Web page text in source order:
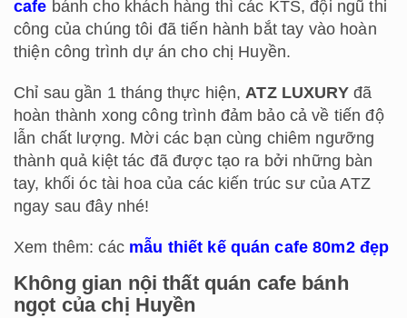
cafe bánh cho khách hàng thì các KTS, đội ngũ thi
công của chúng tôi đã tiến hành bắt tay vào hoàn
thiện công trình dự án cho chị Huyền.
Chỉ sau gần 1 tháng thực hiện,ATZ LUXURYđã
hoàn thành xong công trình đảm bảo cả về tiến độ
lẫn chất lượng. Mời các bạn cùng chiêm ngưỡng
thành quả kiệt tác đã được tạo ra bởi những bàn
tay, khối óc tài hoa của các kiến trúc sư của ATZ
ngay sau đây nhé!
Xem thêm: các mẫu thiết kế quán cafe 80m2 đẹp
Không gian nội thất quán cafe bánh
ngọt của chị Huyền